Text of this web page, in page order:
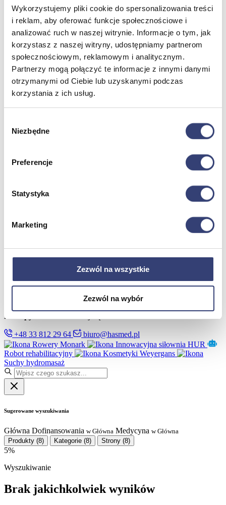
Wykorzystujemy pliki cookie do spersonalizowania treści
i reklam, aby oferować funkcje społecznościowe i
analizować ruch w naszej witrynie. Informacje o tym, jak
korzystasz z naszej witryny, udostępniamy partnerom
społecznościowym, reklamowym i analitycznym.
Partnerzy mogą połączyć te informacje z innymi danymi
otrzymanymi od Ciebie lub uzyskanymi podczas
korzystania z ich usług.
zgody
Niezbędne
Preferencje
Statystyka
Marketing
Zezwól na wszystkie
Zezwól na wybór
Wróć
Fotele do masażu
Urządzenia
Zdrowie i uroda
Zobacz wszystko
Dofinansowania
Wróć
Dofinansowania
Aquatizer Testowy
Dla rehabilitacji
Partnerzy
Serwis
Masz pytania?
+48 33 812 29 64
biuro@hasmed.pl
Rowery Monark
Innowacyjna siłownia HUR
Robot rehabilitacyjny
Kosmetyki Weyergans
Suchy hydromasaż
Sugerowane wyszukiwania
Główna Dofinansowania w Główna Medycyna w Główna
Produkty (8) Kategorie (8) Strony (8)
5%
Wyszukiwanie
Brak jakichkolwiek wyników